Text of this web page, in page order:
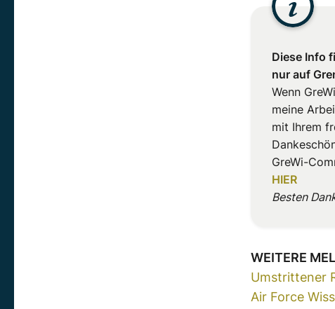
Diese Info
nur auf
Wenn
meine
mit Ihrem
GreWi-
HIER
Besten
WEITERE
Umstrittener
Air Force